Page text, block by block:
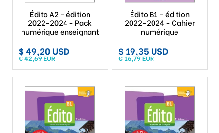
Édito A2 - édition
2022-2024 - Pack
numérique enseignant
$ 49,20 USD
€ 42,69 EUR
Édito B1 - édition
2022-2024 - Cahier
numérique
$ 19,35 USD
€ 16,79 EUR